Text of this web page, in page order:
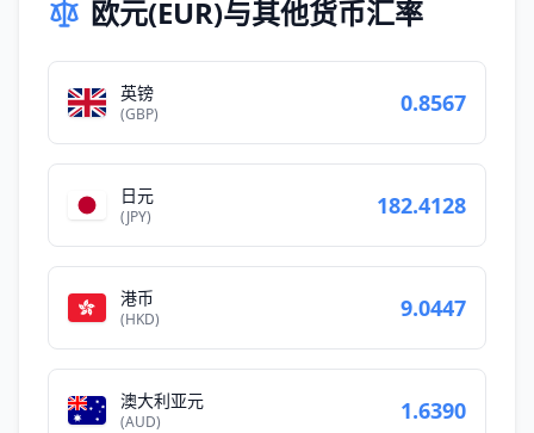
欧元(EUR)与其他货币汇率
英镑
(GBP) 0.8567
日元
(JPY) 182.4128
港币
(HKD) 9.0447
澳大利亚元
(AUD) 1.6390